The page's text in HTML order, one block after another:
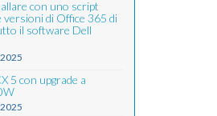
con uno script
versioni di Office 365 di
il software Dell
5 con upgrade a